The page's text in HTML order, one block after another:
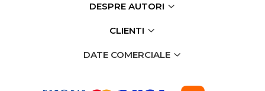
Scule Electrice & UnelteDESPRE AUTORI
CLIENTI
DATE COMERCIALE